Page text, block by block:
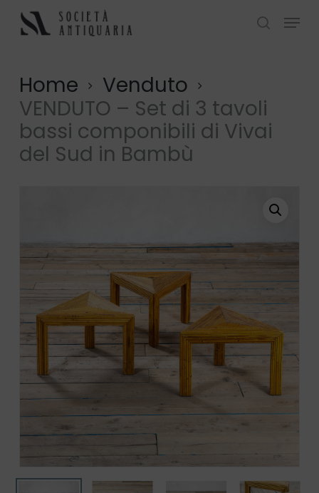
Skip
search
Menu
Home
Venduto
VENDUTO – Set di 3 tavoli
bassi componibili di Vivai
del Sud in Bambù